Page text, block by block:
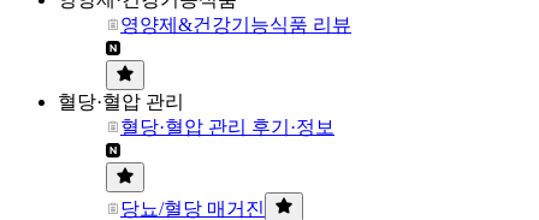
영양제&건강기능식품 리뷰
혈당·혈압 관리
혈당·혈압 관리 후기·정보
당뇨/혈당 매거진